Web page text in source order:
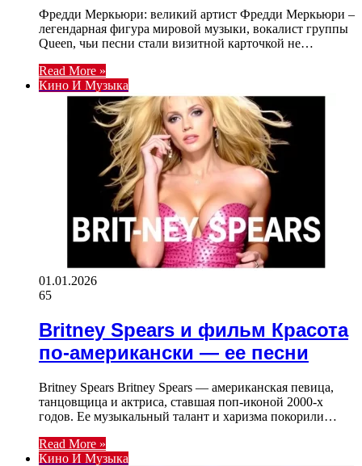
Фредди Меркьюри: великий артист Фредди Меркьюри –
легендарная фигура мировой музыки, вокалист группы
Queen, чьи песни стали визитной карточкой не…
Read More »
Кино И Музыка
01.01.2026
65
Britney Spears и фильм Красота
по-американски — ее песни
Britney Spears Britney Spears — американская певица,
танцовщица и актриса, ставшая поп-иконой 2000-х
годов. Ее музыкальный талант и харизма покорили…
Read More »
Кино И Музыка